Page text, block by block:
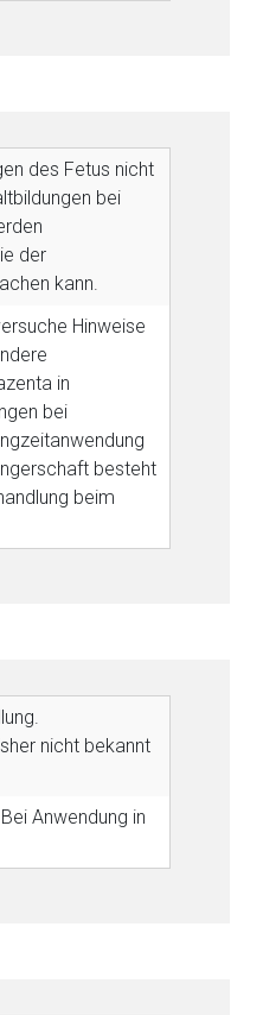
des Fetus nicht
bei
der
kann.
Hinweise
in
bei
besteht
beim
nicht bekannt
Anwendung in